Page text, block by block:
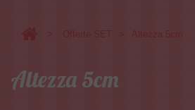
Altezza 5cm